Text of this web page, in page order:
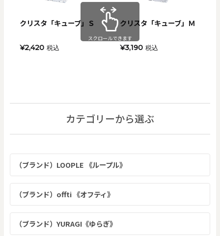
クリスタ「キューブ」Ｓ
¥2,420 税込
クリスタ「キューブ」Ｍ
¥3,190 税込
スクロールできます
カテゴリーから選ぶ
（ブランド）LOOPLE 《ループル》
（ブランド）offti 《オフティ》
（ブランド）YURAGI《ゆらぎ》